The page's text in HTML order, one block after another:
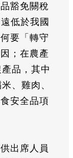
豁免關稅
低於我國
要「轉守
；在農產
品，其中
、雞肉、
安全品項
出席人員